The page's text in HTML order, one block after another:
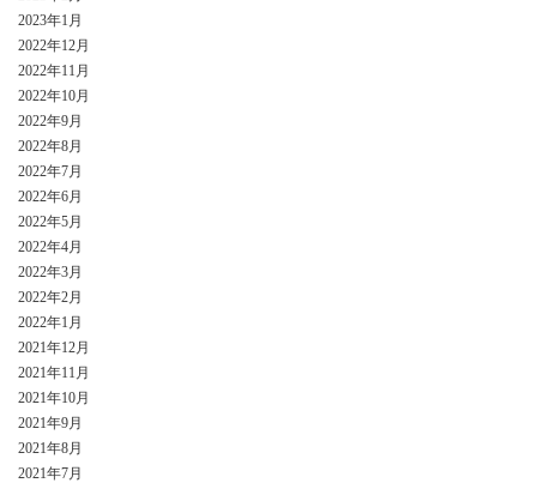
2023年1月
2022年12月
2022年11月
2022年10月
2022年9月
2022年8月
2022年7月
2022年6月
2022年5月
2022年4月
2022年3月
2022年2月
2022年1月
2021年12月
2021年11月
2021年10月
2021年9月
2021年8月
2021年7月